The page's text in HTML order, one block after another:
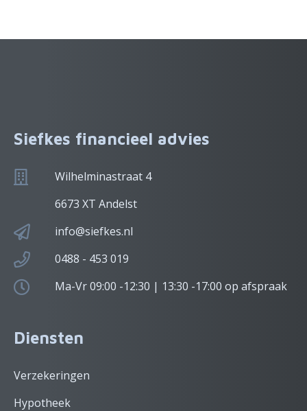
Siefkes financieel advies
Wilhelminastraat 4
6673 XT Andelst
info@siefkes.nl
0488 - 453 019
Ma-Vr 09:00 -12:30 | 13:30 -17:00 op afspraak
Diensten
Verzekeringen
Hypotheek